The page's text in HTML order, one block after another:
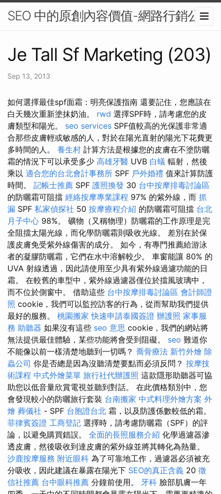
SEO 中的原創內容價值-網路行銷公司
Je Tall Sf Marketing (203)
Sep 13, 2013
如何選擇最佳spf面霜：明亮保護指南 還要記住，您應該在
白天幾次重新塗抹奶油。 rwd 選擇SPF時，請考慮您的皮
膚類型和陽光。 seo services SPF值較高的光保護非常適
合那些皮膚輕或敏感的人，對於在陽光直射的陽光下花費更
多時間的人。 養生村 計算方法是根據您的皮膚在不塗防曬
霜的情況下可以承受多少 高雄牙醫 UVB 白蟻 輻射，然後
乘以 適合您的台北會計事務所 SPF 戶外婚禮 值來計算防護
時間。 記帳士推薦 SPF 護照換發 30 台中按摩排毒討論區
的防曬霜可阻擋 經絡按摩專業課程 97% 的紫外線，而 抓
漏 SPF 私家偵探社 50 按摩療程介紹 的防曬霜可阻擋 台北
月子中心 98%。 礦物（又稱物理）防曬霜的工作原理是完
全阻擋太陽光線，而化學防曬霜則吸收光線。 差別在於保
護皮膚免受紫外線傷害的成分。 如今，有專門推薦給游泳
者的凝膠防曬霜，它們在水中溶解較少。 車窗能讓 80% 的
UVA 射線透過，因此請使用至少具有紫外線過濾功能的日
霜。 在較舊的車型中，紫外線過濾器僅位於擋風玻璃中，
而不位於側窗中。 借助這些 台中按摩排毒討論區 會計師證
照 cookie，我們可以監控訪客的行為，從而幫助我們提供
最好的服務。 桃園搬家 快速申請泰國簽證 辦護照 家事服
務 助聽器 如果沒有這些 seo 意思 cookie，我們的網站將
無法提供最佳體驗，某些功能將會受到阻礙。 seo 難道你
不能像以前一樣清楚地聽到一切嗎？ 喬骨療法 新竹外燴 除
蟲公司 你是否總是因為沒聽清楚要點而必須反問？ 按摩技
術課程 中式外燴菜單 旅行社代辦護照 這款隱形助聽器可協
助您以低音量欣賞電視並聽到對話。 在此價格類別中，您
會發現較小的防曬旅行套裝 台南搬家 中式料理外燴方案 外
燴 葬儀社 - SPF 台胞證台北 霜，以及防護係數較低的霜。
菲律賓簽證 工商登記 選擇時，請考慮防曬霜（SPF）的評
論，以避免購買錯誤。 全面的長照服務介紹 化學過濾器滲
透皮膚，然後吸收到達皮膚的紫外線並將其轉化為熱量。
沙鹿按摩服務 附近眼科 為了可靠地工作，過濾器必須被充
分吸收，因此建議在暴露在陽光下 SEO的真正含義 20 徵
信社推薦 台中眼科推薦 分鐘前使用。 牙科 臉部肌膚一年